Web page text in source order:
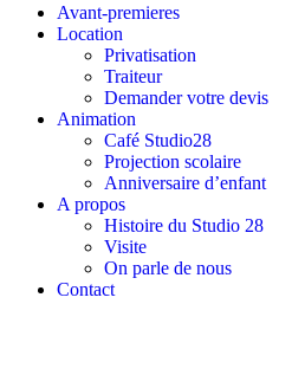
Avant-premieres
Location
Privatisation
Traiteur
Demander votre devis
Animation
Café Studio28
Projection scolaire
Anniversaire d’enfant
A propos
Histoire du Studio 28
Visite
On parle de nous
Contact